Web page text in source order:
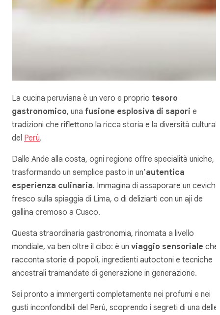
La cucina peruviana è un vero e proprio tesoro
gastronomico, una fusione esplosiva di sapori e
tradizioni che riflettono la ricca storia e la diversità
del Perù.
Dalle Ande alla costa, ogni regione offre specialità uniche,
trasformando un semplice pasto in un’autentica
esperienza culinaria. Immagina di assaporare un ceviche
fresco sulla spiaggia di Lima, o di deliziarti con un ají de
gallina cremoso a Cusco.
Questa straordinaria gastronomia, rinomata a livello
mondiale, va ben oltre il cibo: è un viaggio sensoriale che
racconta storie di popoli, ingredienti autoctoni e tecniche
ancestrali tramandate di generazione in generazione.
Sei pronto a immergerti completamente nei profumi e nei
gusti inconfondibili del Perù, scoprendo i segreti di una delle